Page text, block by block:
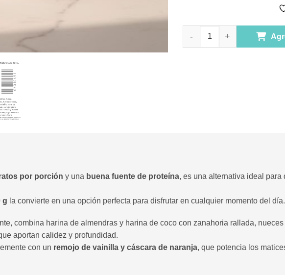
Mini Torta Naked Carrot
por porción y una buena fuente de proteína, es una alternativa ideal
g la convierte en una opción perfecta para disfrutar en cualquier momento del día.
combina harina de almendras y harina de coco con zanahoria rallada,
aportan calidez y profundidad.
con un remojo de vainilla y cáscara de naranja, que potencia los